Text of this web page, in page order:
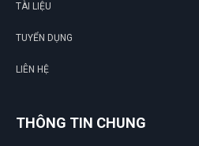
TÀI LIỆU
TUYỂN DỤNG
LIÊN HỆ
THÔNG TIN CHUNG